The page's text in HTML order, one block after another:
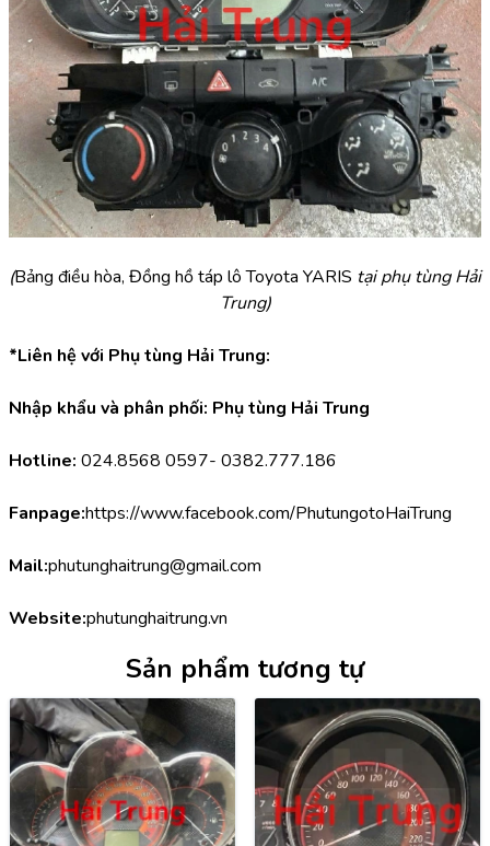
(Bảng điều hòa, Đồng hồ táp lô Toyota YARIS tại phụ tùng Hải
Trung)
*Liên hệ với Phụ tùng Hải Trung:
Nhập khẩu và phân phối: Phụ tùng Hải Trung
Hotline: 024.8568 0597- 0382.777.186
Fanpage:https://www.facebook.com/PhutungotoHaiTrung
Mail:phutunghaitrung@gmail.com
Website:phutunghaitrung.vn
Sản phẩm tương tự